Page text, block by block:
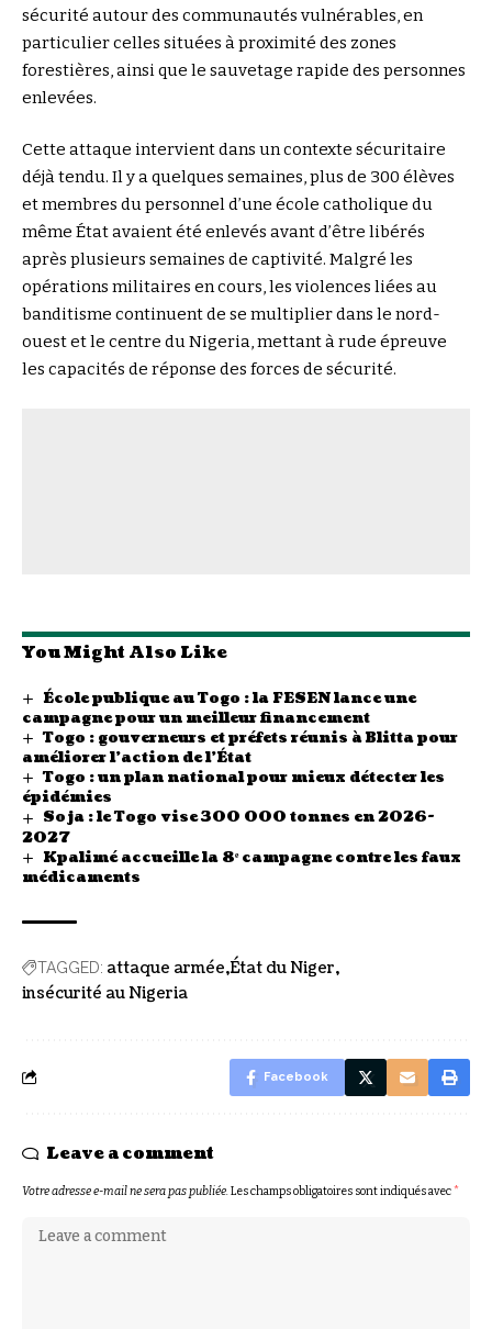
sécurité autour des communautés vulnérables, en
particulier celles situées à proximité des zones
forestières, ainsi que le sauvetage rapide des personnes
enlevées.
Cette attaque intervient dans un contexte sécuritaire
déjà tendu. Il y a quelques semaines, plus de 300 élèves
et membres du personnel d’une école catholique du
même État avaient été enlevés avant d’être libérés
après plusieurs semaines de captivité. Malgré les
opérations militaires en cours, les violences liées au
banditisme continuent de se multiplier dans le nord-
ouest et le centre du Nigeria, mettant à rude épreuve
les capacités de réponse des forces de sécurité.
You Might Also Like
École publique au Togo : la FESEN lance une
campagne pour un meilleur financement
Togo : gouverneurs et préfets réunis à Blitta pour
améliorer l’action de l’État
Togo : un plan national pour mieux détecter les
épidémies
Soja : le Togo vise 300 000 tonnes en 2026-
2027
Kpalimé accueille la 8ᵉ campagne contre les faux
médicaments
TAGGED: attaque armée État du Niger
insécurité au Nigeria
Facebook
Leave a comment
Votre adresse e-mail ne sera pas publiée.Les champs obligatoires sont indiqués avec*